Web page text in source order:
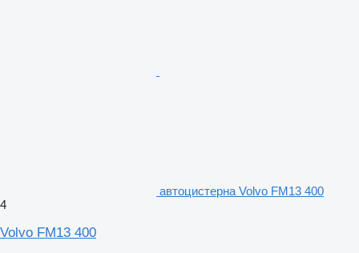
автоцистерна Volvo FM13 400
4
Volvo FM13 400